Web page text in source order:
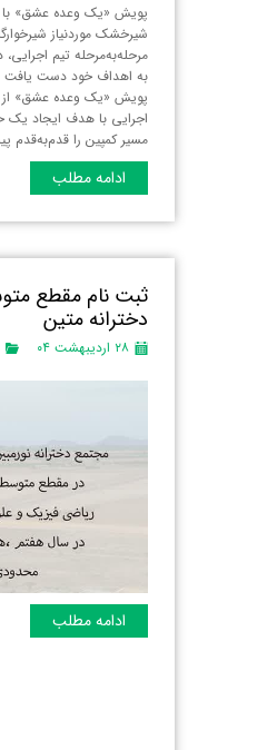
شیرخشک موردنیاز
مرحله‌به‌مرحله تیم
به اهداف خود دست یافت
پویش «یک وعده عشق» از
اجرایی با هدف ایجاد یک
مسیر کمپین را قدم‌به‌قدم
ادامه مطلب
ثبت نام مقطع
دخترانه متین
۲۸ اردیبهشت ۰۴
ادامه مطلب